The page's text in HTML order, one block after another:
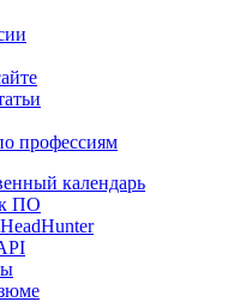
профессиям
календарь
к ПО